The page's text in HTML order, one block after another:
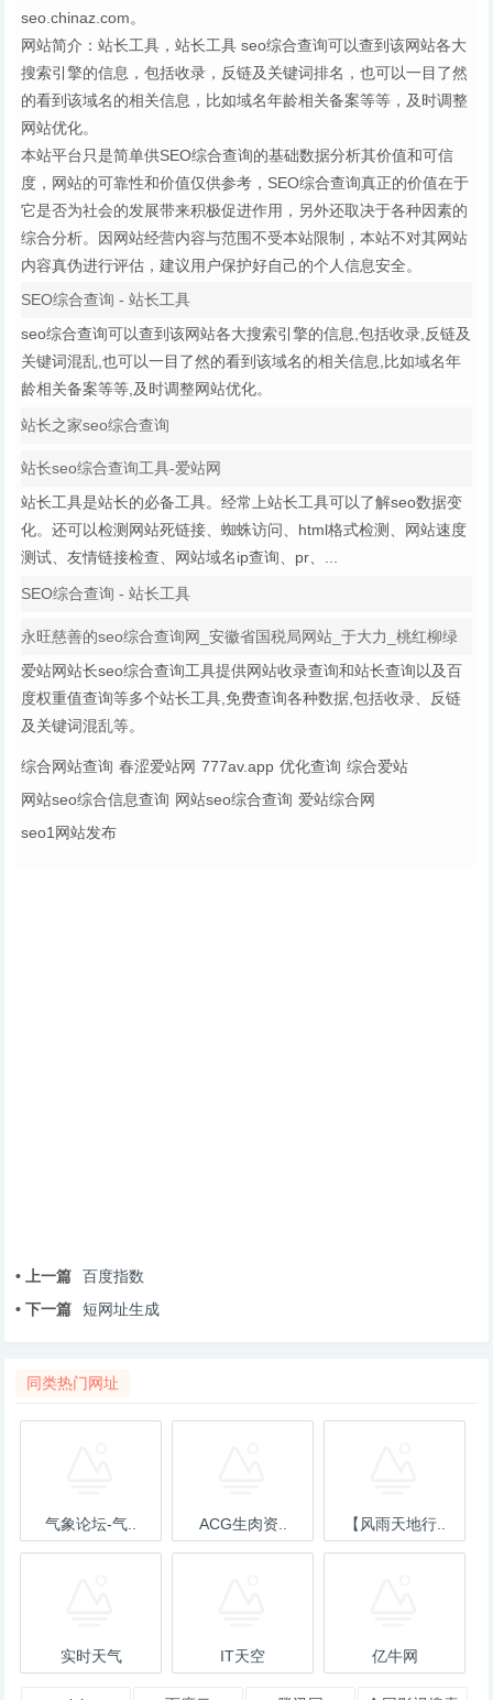
seo.chinaz.com。
网站简介：站长工具，站长工具 seo综合查询可以查到该网站各大
搜索引擎的信息，包括收录，反链及关键词排名，也可以一目了然
的看到该域名的相关信息，比如域名年龄相关备案等等，及时调整
网站优化。
本站平台只是简单供SEO综合查询的基础数据分析其价值和可信
度，网站的可靠性和价值仅供参考，SEO综合查询真正的价值在于
它是否为社会的发展带来积极促进作用，另外还取决于各种因素的
综合分析。因网站经营内容与范围不受本站限制，本站不对其网站
内容真伪进行评估，建议用户保护好自己的个人信息安全。
SEO综合查询 - 站长工具
seo综合查询可以查到该网站各大搜索引擎的信息,包括收录,反链及
关键词混乱,也可以一目了然的看到该域名的相关信息,比如域名年
龄相关备案等等,及时调整网站优化。
站长之家seo综合查询
站长seo综合查询工具-爱站网
站长工具是站长的必备工具。经常上站长工具可以了解seo数据变
化。还可以检测网站死链接、蜘蛛访问、html格式检测、网站速度
测试、友情链接检查、网站域名ip查询、pr、...
SEO综合查询 - 站长工具
永旺慈善的seo综合查询网_安徽省国税局网站_于大力_桃红柳绿
爱站网站长seo综合查询工具提供网站收录查询和站长查询以及百
度权重值查询等多个站长工具,免费查询各种数据,包括收录、反链
及关键词混乱等。
综合网站查询 春涩爱站网 777av.app 优化查询 综合爱站
网站seo综合信息查询 网站seo综合查询 爱站综合网
seo1网站发布
• 上一篇
百度指数
• 下一篇
短网址生成
同类热门网址
气象论坛-气.. ACG生肉资.. 【风雨天地行..
实时天气 IT天空 亿牛网